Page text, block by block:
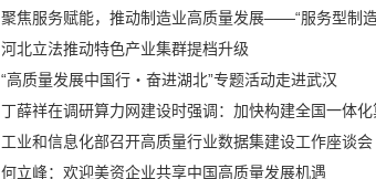
河北立法推动特色产业集群提档升级
“高质量发展中国行・奋进湖北”专题活动走进武汉
工业和信息化部召开高质量行业数据集建设工作座谈会
何立峰：欢迎美资企业共享中国高质量发展机遇